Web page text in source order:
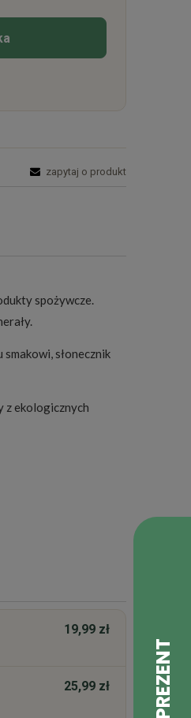
zapytaj o produkt
spożywcze.
słonecznik
z ekologicznych
19,99 zł
25,99 zł